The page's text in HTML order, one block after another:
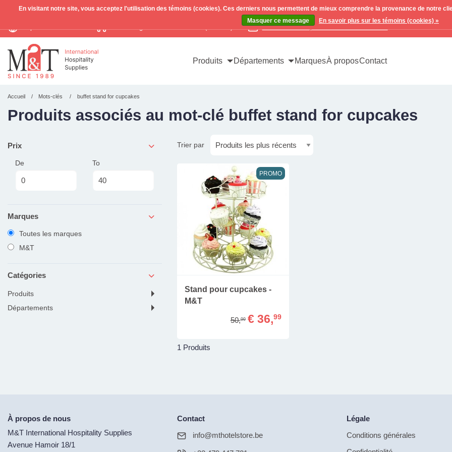
Contactez-nous pour toutes vos demandes
Produits Départements MarquesÀ proposContact
Accueil Mots-clés buffet stand for cupcakes
Produits associés au mot-clé buffet stand for cupcakes
Prix
De To
Marques
Toutes les marques
M&T
Catégories
produits
départements
Trier par
PROMO
Stand pour cupcakes -
M&T
50,99 € 36,99
1 Produits
À propos de nous
M&T International Hospitality Supplies
Avenue Hamoir 18/1
Contact
info@mthotelstore.be
Légale
Conditions générales
En visitant notre site, vous acceptez l'utilisation des témoins (cookies). Ces derniers nous permettent de mieux comprendre la provenance de notre
Masquer ce message
En savoir plus sur les témoins (cookies) »